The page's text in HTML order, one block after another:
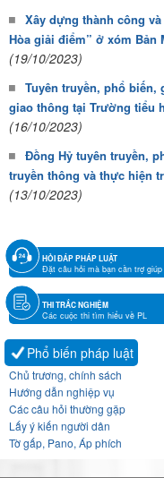
Xây dựng thành công
Hòa giải điểm” ở xóm
(19/10/2023)
Tuyên truyền, phổ biến,
giao thông tại Trường tiểu
(16/10/2023)
Đồng Hỷ tuyên truyền,
truyền thông và thực hiện
(13/10/2023)
HỎI ĐÁP PHÁP LUẬT
Đặt câu hỏi mà bạn cần trợ giúp
THI TRẮC NGHIỆM
Các cuộc thi tìm hiểu về PL
Phổ biến pháp luật
Chủ trương, chính sách
Hướng dẫn nghiệp vụ
Các câu hỏi thường gặp
Lấy ý kiến người dân
Tờ gấp, Pano, Áp phích